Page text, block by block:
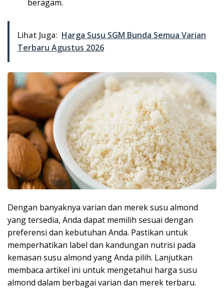
beragam.
Lihat Juga: Harga Susu SGM Bunda Semua Varian
Terbaru Agustus 2026
Dengan banyaknya varian dan merek susu almond
yang tersedia, Anda dapat memilih sesuai dengan
preferensi dan kebutuhan Anda. Pastikan untuk
memperhatikan label dan kandungan nutrisi pada
kemasan susu almond yang Anda pilih. Lanjutkan
membaca artikel ini untuk mengetahui harga susu
almond dalam berbagai varian dan merek terbaru.